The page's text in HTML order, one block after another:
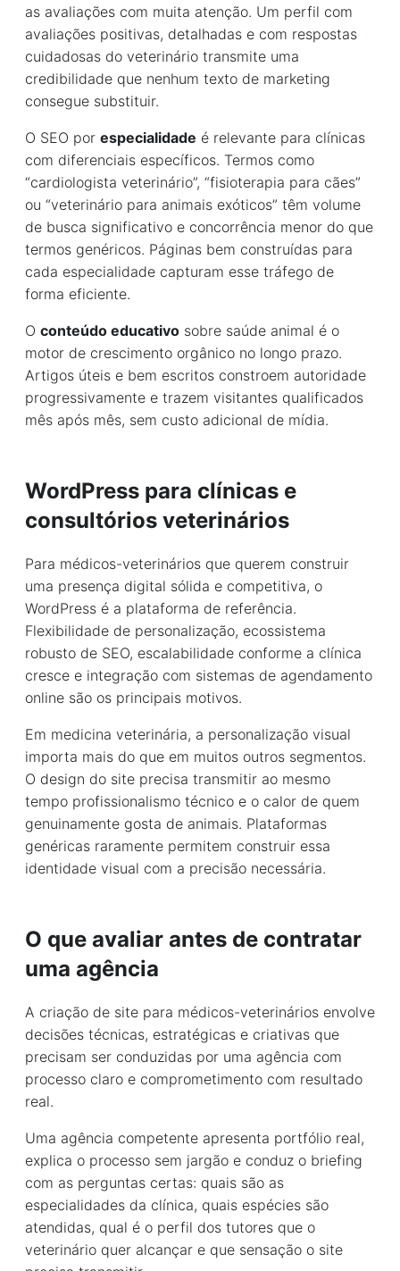
as avaliações com muita atenção. Um perfil com
avaliações positivas, detalhadas e com respostas
cuidadosas do veterinário transmite uma
credibilidade que nenhum texto de marketing
consegue substituir.
O SEO por especialidade é relevante para clínicas
com diferenciais específicos. Termos como
“cardiologista veterinário”, “fisioterapia para cães”
ou “veterinário para animais exóticos” têm volume
de busca significativo e concorrência menor do que
termos genéricos. Páginas bem construídas para
cada especialidade capturam esse tráfego de
forma eficiente.
O conteúdo educativo sobre saúde animal é o
motor de crescimento orgânico no longo prazo.
Artigos úteis e bem escritos constroem autoridade
progressivamente e trazem visitantes qualificados
mês após mês, sem custo adicional de mídia.
WordPress para clínicas e
consultórios veterinários
Para médicos-veterinários que querem construir
uma presença digital sólida e competitiva, o
WordPress é a plataforma de referência.
Flexibilidade de personalização, ecossistema
robusto de SEO, escalabilidade conforme a clínica
cresce e integração com sistemas de agendamento
online são os principais motivos.
Em medicina veterinária, a personalização visual
importa mais do que em muitos outros segmentos.
O design do site precisa transmitir ao mesmo
tempo profissionalismo técnico e o calor de quem
genuinamente gosta de animais. Plataformas
genéricas raramente permitem construir essa
identidade visual com a precisão necessária.
O que avaliar antes de contratar
uma agência
A criação de site para médicos-veterinários envolve
decisões técnicas, estratégicas e criativas que
precisam ser conduzidas por uma agência com
processo claro e comprometimento com resultado
real.
Uma agência competente apresenta portfólio real,
explica o processo sem jargão e conduz o briefing
com as perguntas certas: quais são as
especialidades da clínica, quais espécies são
atendidas, qual é o perfil dos tutores que o
veterinário quer alcançar e que sensação o site